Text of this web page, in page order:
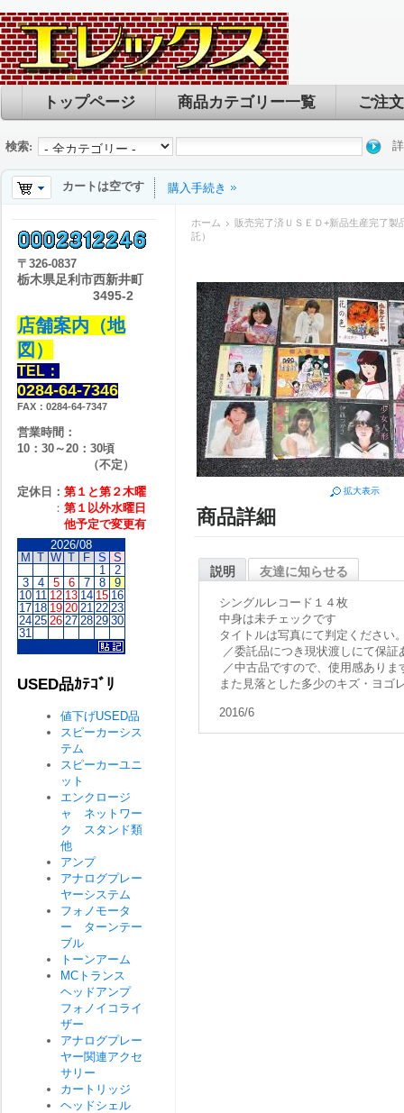
トップページ 商品カテゴリー一覧 ご注
検索:
カートは空です 購入手続き
ホーム
販売完了済ＵＳＥＤ+新品生産完了製
託）
拡大表示
商品詳細
説明 友達に知らせる
シングルレコード１４枚
中身は未チェックです
タイトルは写真にて判定ください
／委託品につき現状渡しにて保証
／中古品ですので、使用感ありま
また見落とした多少のキズ・ヨゴ
2016/6
〒 326-0837
栃木県足利市西新井町
3495-2
店舗案内（地
図）
TEL：
0284-64-7346
FAX：0284-64-7347
営業時間：
10：30～20：30頃
（不定）
定休日： 第１と第２木曜
： 第１以外水曜日
他予定で変更有
2026/08
M T W T F S S
1
2
3
4 5 6 7 8
9
10 11 12 13 14 15 16
17 18 19 20 21 22 23
24 25 26 27 28 29 30
31
USED品ｶﾃｺﾞﾘ
値下げUSED品
スピーカーシス
テム
スピーカーユニ
ット
エンクロージ
ャ ネットワー
ク スタンド類
他
アンプ
アナログプレー
ヤーシステム
フォノモータ
ー ターンテー
ブル
トーンアーム
MCトランス
ヘッドアンプ
フォノイコライ
ザー
アナログプレー
ヤー関連アクセ
サリー
カートリッジ
ヘッドシェル